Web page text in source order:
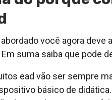
você agora
suma saiba que pode
ead vão ser sempre
básico de